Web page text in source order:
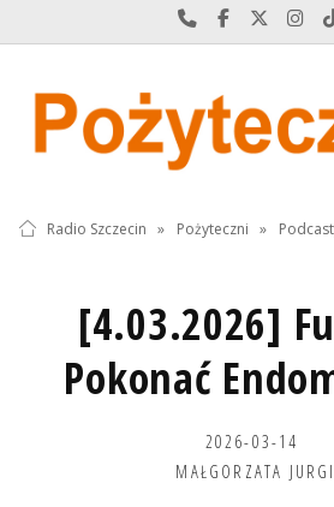
Najlepiej po
Odwiedź
Radio Szczecin » Pożyteczni »
[4.03.2026]
Pokonać
2026-03-14
MAŁGORZATA